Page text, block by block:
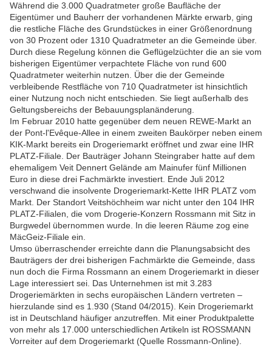
Während die 3.000 Quadratmeter große Baufläche der
Eigentümer und Bauherr der vorhandenen Märkte erwarb, ging
die restliche Fläche des Grundstückes in einer Größenordnung
von 30 Prozent oder 1310 Quadratmeter an die Gemeinde über.
Durch diese Regelung können die Geflügelzüchter die an sie vom
bisherigen Eigentümer verpachtete Fläche von rund 600
Quadratmeter weiterhin nutzen. Über die der Gemeinde
verbleibende Restfläche von 710 Quadratmeter ist hinsichtlich
einer Nutzung noch nicht entschieden. Sie liegt außerhalb des
Geltungsbereichs der Bebauungsplanänderung.
Im Februar 2010 hatte gegenüber dem neuen REWE-Markt an
der Pont-l'Evêque-Allee in einem zweiten Baukörper neben einem
KIK-Markt bereits ein Drogeriemarkt eröffnet und zwar eine IHR
PLATZ-Filiale. Der Bauträger Johann Steingraber hatte auf dem
ehemaligem Veit Dennert Gelände am Mainufer fünf Millionen
Euro in diese drei Fachmärkte investiert. Ende Juli 2012
verschwand die insolvente Drogeriemarkt-Kette IHR PLATZ vom
Markt. Der Standort Veitshöchheim war nicht unter den 104 IHR
PLATZ-Filialen, die vom Drogerie-Konzern Rossmann mit Sitz in
Burgwedel übernommen wurde. In die leeren Räume zog eine
MäcGeiz-Filiale ein.
Umso überraschender erreichte dann die Planungsabsicht des
Bauträgers der drei bisherigen Fachmärkte die Gemeinde, dass
nun doch die Firma Rossmann an einem Drogeriemarkt in dieser
Lage interessiert sei. Das Unternehmen ist mit 3.283
Drogeriemärkten in sechs europäischen Ländern vertreten –
hierzulande sind es 1.930 (Stand 04/2015). Kein Drogeriemarkt
ist in Deutschland häufiger anzutreffen. Mit einer Produktpalette
von mehr als 17.000 unterschiedlichen Artikeln ist ROSSMANN
Vorreiter auf dem Drogeriemarkt (Quelle Rossmann-Online).